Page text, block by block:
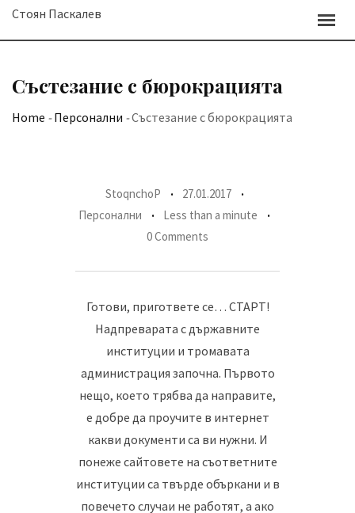
SkipСтоян Паскалев
Състезание с бюрокрацията
Home -Персонални -Състезание с бюрокрацията
StoqnchoP
27.01.2017
Персонални
Less than a minute
0 Comments
Готови, пригответе се… СТАРТ!
Надпреварата с държавните
институции и тромавата
администрация започна. Първото
нещо, което трябва да направите,
е добре да проучите в интернет
какви документи са ви нужни. И
понеже сайтовете на съответните
институции са твърде объркани и в
повечето случаи не работят, а ако